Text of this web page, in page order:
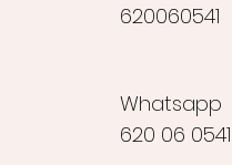
620060541
Whatsapp
620 06 0541